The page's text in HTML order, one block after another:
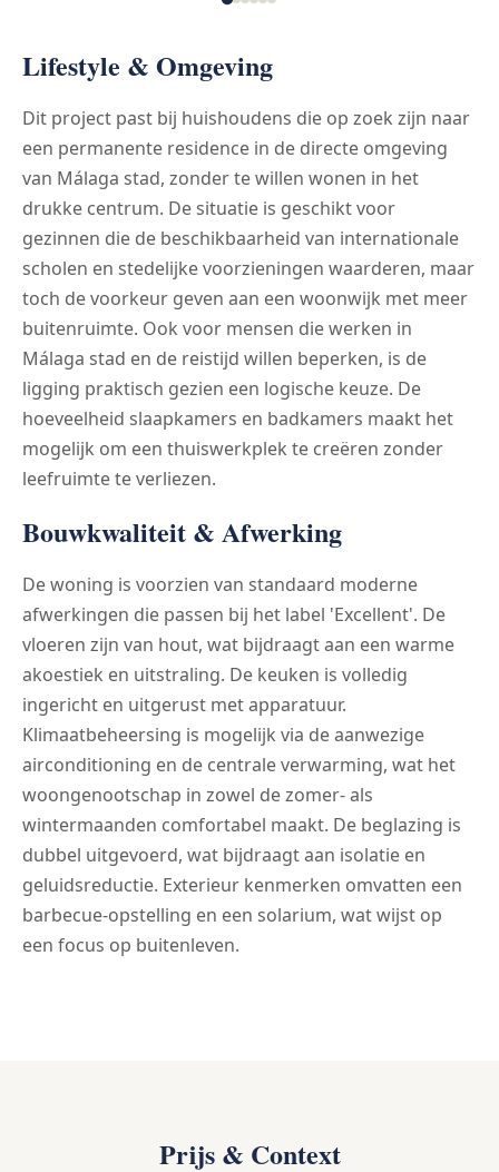
Lifestyle & Omgeving
Dit project past bij huishoudens die op zoek zijn naar
een permanente residence in de directe omgeving
van Málaga stad, zonder te willen wonen in het
drukke centrum. De situatie is geschikt voor
gezinnen die de beschikbaarheid van internationale
scholen en stedelijke voorzieningen waarderen, maar
toch de voorkeur geven aan een woonwijk met meer
buitenruimte. Ook voor mensen die werken in
Málaga stad en de reistijd willen beperken, is de
ligging praktisch gezien een logische keuze. De
hoeveelheid slaapkamers en badkamers maakt het
mogelijk om een thuiswerkplek te creëren zonder
leefruimte te verliezen.
Bouwkwaliteit & Afwerking
De woning is voorzien van standaard moderne
afwerkingen die passen bij het label 'Excellent'. De
vloeren zijn van hout, wat bijdraagt aan een warme
akoestiek en uitstraling. De keuken is volledig
ingericht en uitgerust met apparatuur.
Klimaatbeheersing is mogelijk via de aanwezige
airconditioning en de centrale verwarming, wat het
woongenootschap in zowel de zomer- als
wintermaanden comfortabel maakt. De beglazing is
dubbel uitgevoerd, wat bijdraagt aan isolatie en
geluidsreductie. Exterieur kenmerken omvatten een
barbecue-opstelling en een solarium, wat wijst op
een focus op buitenleven.
Prijs & Context